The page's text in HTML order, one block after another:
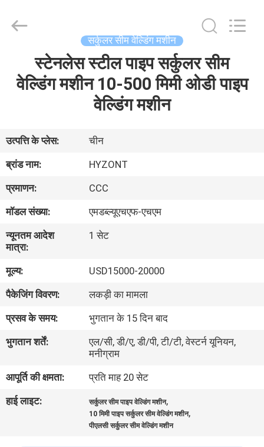
वीडियो
बारे
में
कारखाना
भ्रमण
गुणवत्ता
नियंत्रण
एक
उद्धरण
Technologies
Co.,Ltd..
सर्कुलर सीम वेल्डिंग मशीन
स्टेनलेस स्टील पाइप सर्कुलर सीम
वेल्डिंग मशीन 10-500 मिमी ओडी पाइप
वेल्डिंग मशीन
उत्पत्ति के प्लेस:
चीन
ब्रांड नाम:
HYZONT
प्रमाणन:
CCC
मॉडल संख्या:
एमडब्ल्यूएचएफ-एचएम
न्यूनतम आदेश
मात्रा:
1 सेट
मूल्य:
USD15000-20000
पैकेजिंग विवरण:
लकड़ी का मामला
प्रसव के समय:
भुगतान के 15 दिन बाद
भुगतान शर्तें:
एल/सी, डी/ए, डी/पी, टी/टी, वेस्टर्न यूनियन,
मनीग्राम
आपूर्ति की क्षमता:
प्रति माह 20 सेट
हाई लाइट:
सर्कुलर सीम पाइप वेल्डिंग मशीन,
10 मिमी पाइप सर्कुलर सीम वेल्डिंग मशीन,
पीएलसी सर्कुलर सीम वेल्डिंग मशीन